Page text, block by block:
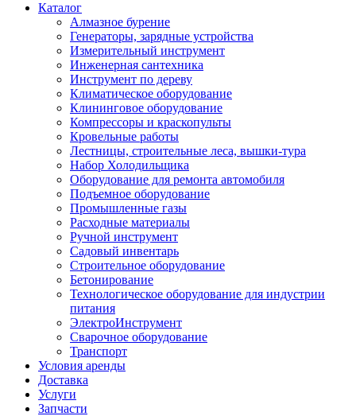
Каталог
Алмазное бурение
Генераторы, зарядные устройства
Измерительный инструмент
Инженерная сантехника
Инструмент по дереву
Климатическое оборудование
Клининговое оборудование
Компрессоры и краскопульты
Кровельные работы
Лестницы, строительные леса, вышки-тура
Набор Холодильщика
Оборудование для ремонта автомобиля
Подъемное оборудование
Промышленные газы
Расходные материалы
Ручной инструмент
Садовый инвентарь
Строительное оборудование
Бетонирование
Технологическое оборудование для индустрии
питания
ЭлектроИнструмент
Сварочное оборудование
Транспорт
Условия аренды
Доставка
Услуги
Запчасти